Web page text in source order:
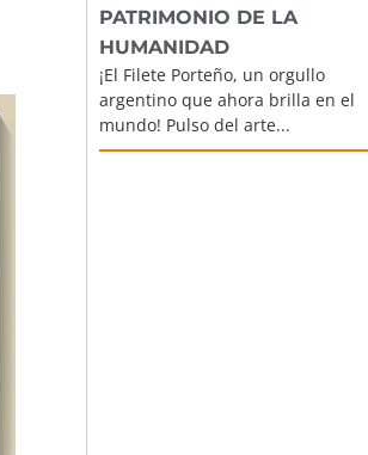
PATRIMONIO DE LA
HUMANIDAD
¡El Filete Porteño, un orgullo
argentino que ahora brilla en el
mundo! Pulso del arte...